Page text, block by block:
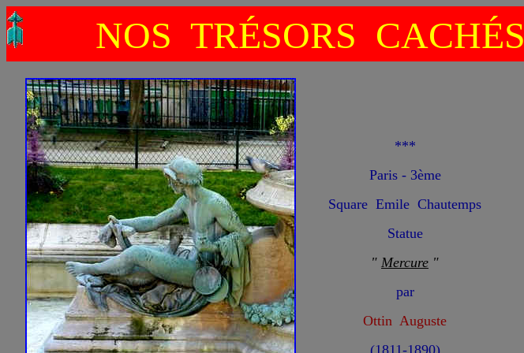
NOS TRÉSORS CACHÉS
***
Paris - 3ème
Square Emile Chautemps
Statue
" Mercure "
par
Ottin Auguste
(1811-1890)